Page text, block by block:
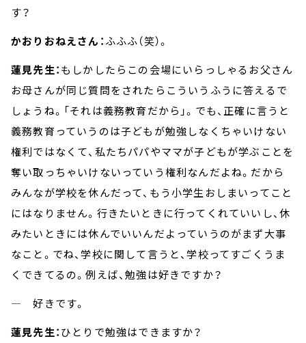
す？
かおりおねえさん：ふふふ（笑）。
蓮見先生：もしかしたらこの会場にいらっしゃるお父さん
お母さんが同じ質問をされたらこういうふうに答えるで
しょうね。「それは義務教育だから」。でも、正確に言うと
義務教育っていうのは子どもが勉強しなくちゃいけない
権利ではなくて、私たちパパやママが子どもが学ぶことを
奪い取っちゃいけないっていう権利なんだよね。だから
みんなが学校を休んだって、もう小学生おしまいってこと
にはなりません。行きたいときに行ってくれていいし、休
みたいときには休んでいいんだよっていうのがまず大事
なこと。でね、学校に関して言うと、学校ってすごくうま
くできてるの。例えば、勉強は好きですか？
― 好きです。
蓮見先生：ひとりで勉強はできますか？